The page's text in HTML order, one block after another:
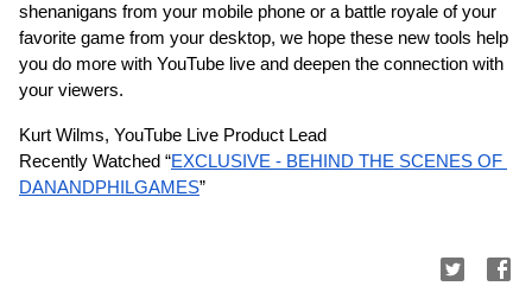
shenanigans from your mobile phone or a battle royale of your
favorite game from your desktop, we hope these new tools help
you do more with YouTube live and deepen the connection with
your viewers.
Kurt Wilms, YouTube Live Product Lead
Recently Watched “EXCLUSIVE - BEHIND THE SCENES OF
DANANDPHILGAMES”